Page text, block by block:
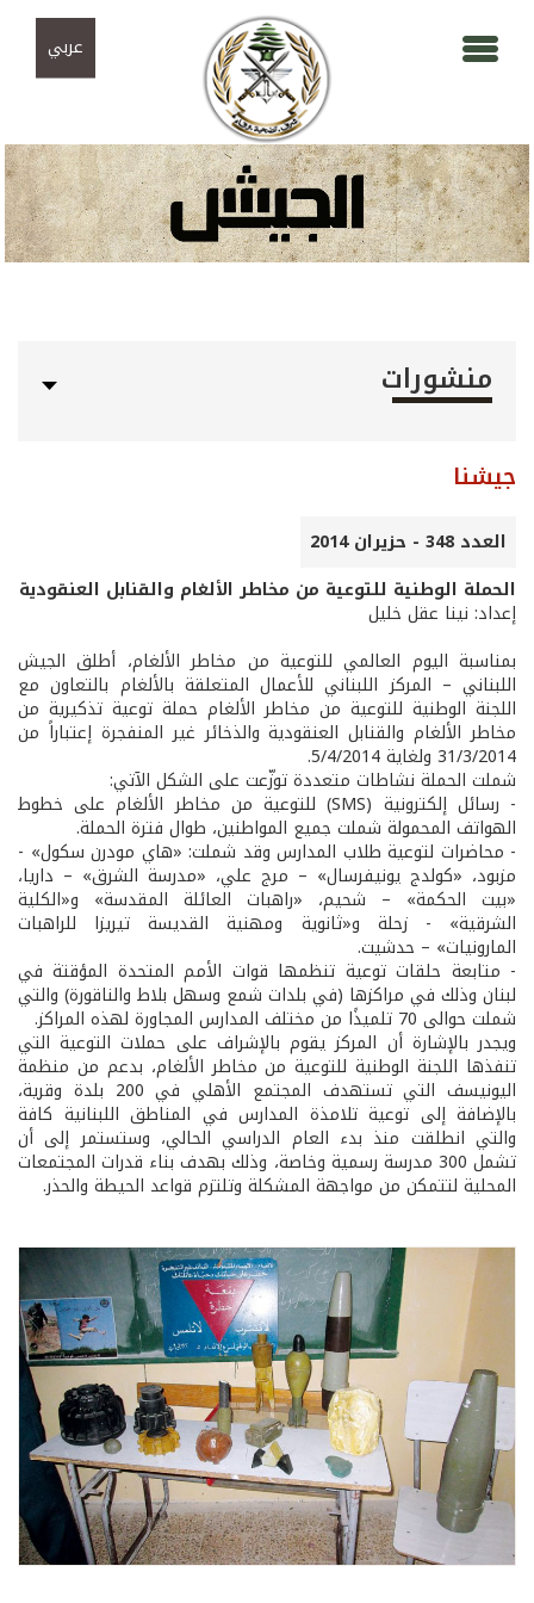
عربي
منشورات
جيشنا
العدد 348 - حزيران 2014
الحملة الوطنية للتوعية من مخاطر الألغام والقنابل العنقودية
إعداد: نينا عقل خليل
بمناسبة اليوم العالمي للتوعية من مخاطر الألغام، أطلق الجيش
اللبناني – المركز اللبناني للأعمال المتعلقة بالألغام بالتعاون مع
اللجنة الوطنية للتوعية من مخاطر الألغام حملة توعية تذكيرية من
مخاطر الألغام والقنابل العنقودية والذخائر غير المنفجرة إعتباراً من
31/3/2014 ولغاية 5/4/2014.
شملت الحملة نشاطات متعددة توزّعت على الشكل الآتي:
- رسائل إلكترونية (SMS) للتوعية من مخاطر الألغام على خطوط
الهواتف المحمولة شملت جميع المواطنين، طوال فترة الحملة.
- محاضرات لتوعية طلاب المدارس وقد شملت: «هاي مودرن سكول» -
مزبود، «كولدج يونيفرسال» – مرج علي، «مدرسة الشرق» – داريا،
«بيت الحكمة» – شحيم، «راهبات العائلة المقدسة» و«الكلية
الشرقية» - زحلة و«ثانوية ومهنية القديسة تيريزا للراهبات
المارونيات» – حدشيت.
- متابعة حلقات توعية تنظمها قوات الأمم المتحدة المؤقتة في
لبنان وذلك في مراكزها (في بلدات شمع وسهل بلاط والناقورة) والتي
شملت حوالى 70 تلميذًا من مختلف المدارس المجاورة لهذه المراكز.
ويجدر بالإشارة أن المركز يقوم بالإشراف على حملات التوعية التي
تنفذها اللجنة الوطنية للتوعية من مخاطر الألغام، بدعم من منظمة
اليونيسف التي تستهدف المجتمع الأهلي في 200 بلدة وقرية،
بالإضافة إلى توعية تلامذة المدارس في المناطق اللبنانية كافة
والتي انطلقت منذ بدء العام الدراسي الحالي، وستستمر إلى أن
تشمل 300 مدرسة رسمية وخاصة، وذلك بهدف بناء قدرات المجتمعات
المحلية لتتمكن من مواجهة المشكلة وتلتزم قواعد الحيطة والحذر.